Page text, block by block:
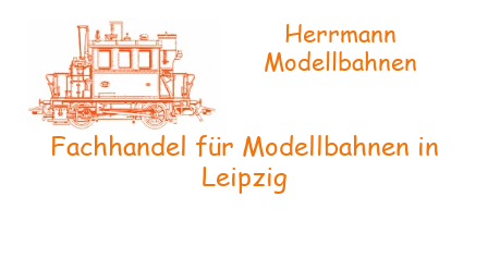
Herrmann
Modellbahnen
Fachhandel für Modellbahnen in
Leipzig